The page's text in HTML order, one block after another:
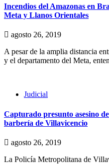
Incendios del Amazonas en
Meta y Llanos Orientales
agosto 26, 2019
A pesar de la amplia distancia
y el departamento del Meta,
Judicial
Capturado presunto asesino
barbería de Villavicencio
agosto 26, 2019
La Policía Metropolitana de